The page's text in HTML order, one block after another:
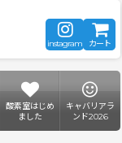
instagram カート
酸素室はじめ
ました
キャバリアラ
ンド2026